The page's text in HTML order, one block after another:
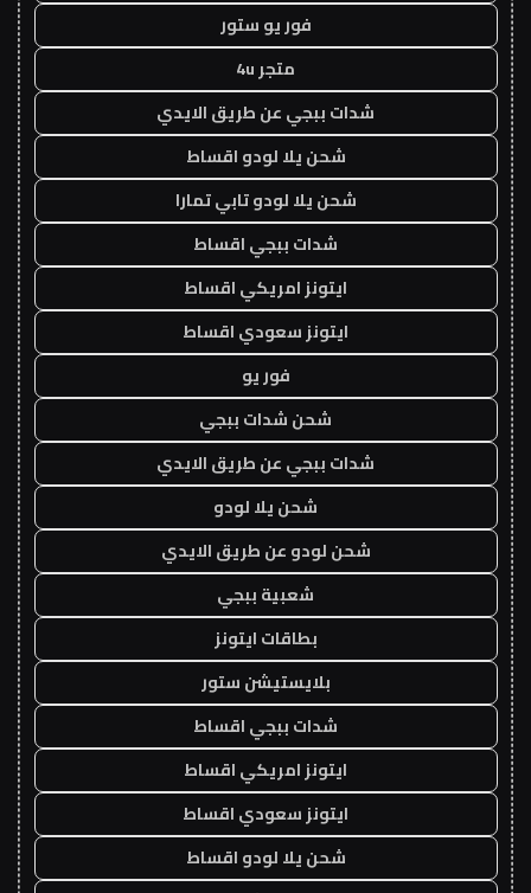
فور يو ستور
متجر 4u
شدات ببجي عن طريق الايدي
شحن يلا لودو اقساط
شحن يلا لودو تابي تمارا
شدات ببجي اقساط
ايتونز امريكي اقساط
ايتونز سعودي اقساط
فور يو
شحن شدات ببجي
شدات ببجي عن طريق الايدي
شحن يلا لودو
شحن لودو عن طريق الايدي
شعبية ببجي
بطاقات ايتونز
بلايستيشن ستور
شدات ببجي اقساط
ايتونز امريكي اقساط
ايتونز سعودي اقساط
شحن يلا لودو اقساط